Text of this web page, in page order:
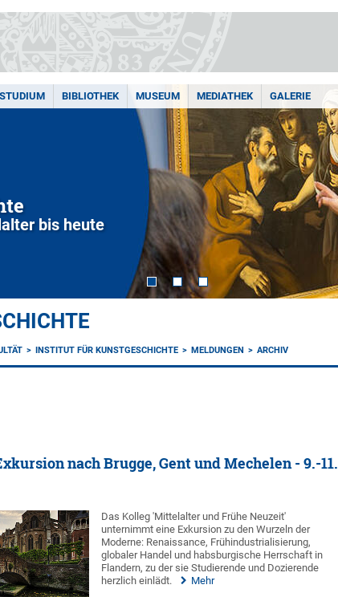
STUDIUM BIBLIOTHEK MUSEUM MEDIATHEK GALERIE
bis heute
INSTITUT FÜR KUNSTGESCHICHTE MELDUNGEN ARCHIV
nach Brugge, Gent und Mechelen - 9.-11.
Das Kolleg 'Mittelalter und Frühe Neuzeit'
unternimmt eine Exkursion zu den Wurzeln der
Moderne: Renaissance, Frühindustrialisierung,
globaler Handel und habsburgische Herrschaft in
Flandern, zu der sie Studierende und Dozierende
herzlich einlädt.
Mehr